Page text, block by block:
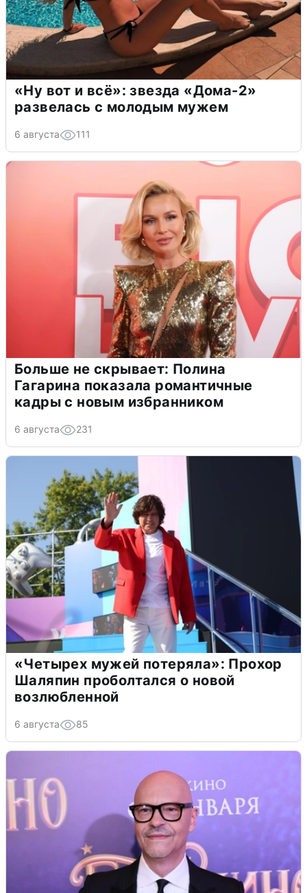
«Ну вот и всё»: звезда «Дома-2»
развелась с молодым мужем
6 августа 111
Больше не скрывает: Полина
Гагарина показала романтичные
кадры с новым избранником
6 августа 231
«Четырех мужей потеряла»: Прохор
Шаляпин проболтался о новой
возлюбленной
6 августа 85